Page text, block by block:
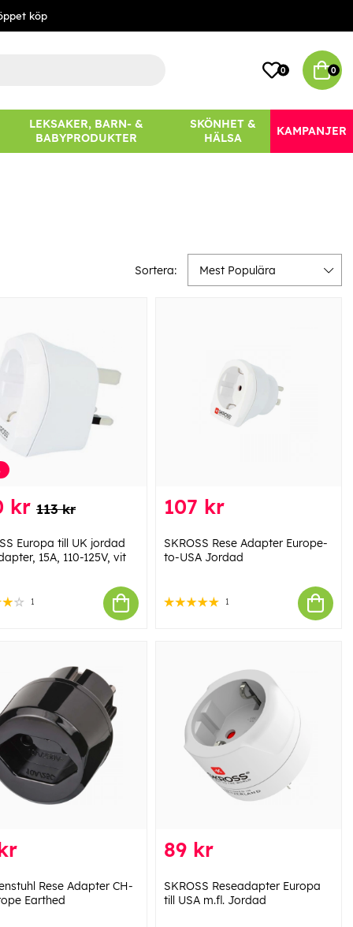
köp
0 0
LEKSAKER, BARN- &
BABYPRODUKTER
SKÖNHET &
HÄLSA
KAMPANJER
Sortera: Mest Populära
kr 113 kr
Europa till UK jordad
15A, 110-125V, vit
1
107 kr
SKROSS Rese Adapter Europe-
to-USA Jordad
1
Rese Adapter CH-
Earthed
89 kr
SKROSS Reseadapter Europa
till USA m.fl. Jordad